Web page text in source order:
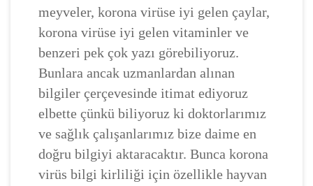
meyveler, korona virüse iyi gelen çaylar,
korona virüse iyi gelen vitaminler ve
benzeri pek çok yazı görebiliyoruz.
Bunlara ancak uzmanlardan alınan
bilgiler çerçevesinde itimat ediyoruz
elbette çünkü biliyoruz ki doktorlarımız
ve sağlık çalışanlarımız bize daime en
doğru bilgiyi aktaracaktır. Bunca korona
virüs bilgi kirliliği için özellikle hayvan